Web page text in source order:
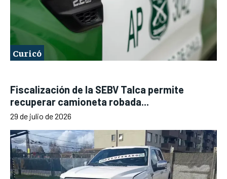
Curicó
Fiscalización de la SEBV Talca permite
recuperar camioneta robada...
29 de julio de 2026